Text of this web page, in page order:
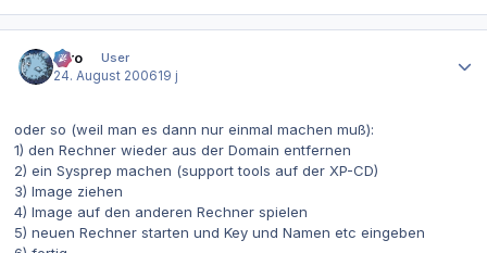
Tiro
User
24. August 200619 j
oder so (weil man es dann nur einmal machen muß):
1) den Rechner wieder aus der Domain entfernen
2) ein Sysprep machen (support tools auf der XP-CD)
3) Image ziehen
4) Image auf den anderen Rechner spielen
5) neuen Rechner starten und Key und Namen etc eingeben